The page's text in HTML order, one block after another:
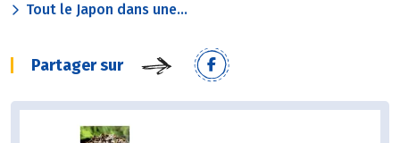
Tout le Japon dans une...
Partager sur